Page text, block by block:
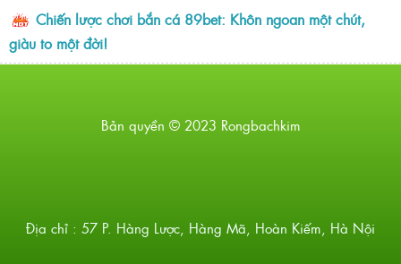
Chiến lược chơi bắn cá 89bet: Khôn ngoan một chút,
giàu to một đời!
Bản quyền © 2023 Rongbachkim
Địa chỉ : 57 P. Hàng Lược, Hàng Mã, Hoàn Kiếm, Hà Nội